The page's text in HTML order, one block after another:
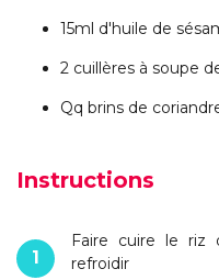
15ml d'huile de
2 cuillères à soupe
Qq brins de
Instructions
1
Faire cuire le riz
refroidir